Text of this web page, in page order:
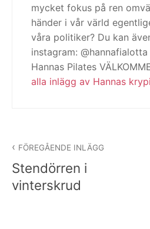
mycket fokus på ren
händer i vår värld
våra politiker? Du kan
instagram:
Hannas Pilates
alla inlägg av Hannas
FÖREGÅENDE INLÄGG
Stendörren i
vinterskrud